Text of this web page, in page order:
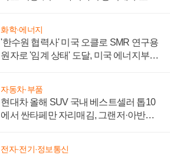
화학·에너지
'한수원 협력사' 미국 오클로 SMR 연구용
원자로 '임계 상태' 도달, 미국 에너지부
자동차·부품
현대차 올해 SUV 국내 베스트셀러 톱10
에서 싼타페만 자리매김, 그랜저·아반떼
전자·전기·정보통신